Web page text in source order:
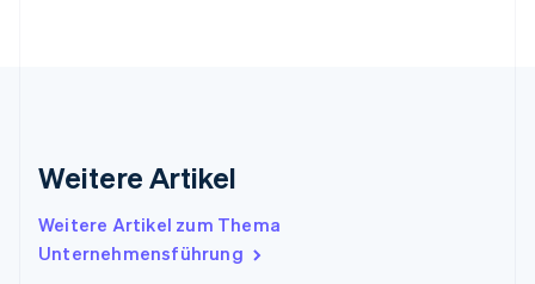
Weitere Artikel
Weitere Artikel zum Thema
Unternehmensführung
Irland
Italien
Italiano English